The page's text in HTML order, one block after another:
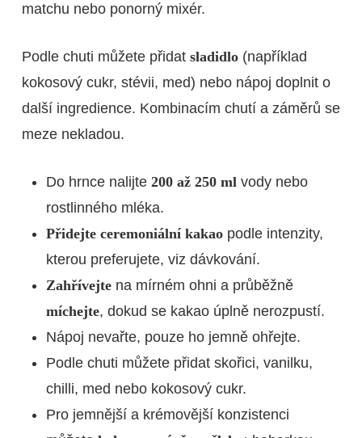
matchu nebo ponorný mixér.
Podle chuti můžete přidat sladidlo(například
kokosový cukr, stévii, med) nebo nápoj doplnit o
další ingredience. Kombinacím chutí a záměrů se
meze nekladou.
Do hrnce nalijte 200 až 250 mlvody nebo
rostlinného mléka.
Přidejte ceremoniální kakaopodle intenzity,
kterou preferujete, viz dávkování.
Zahřívejtena mírném ohni a průběžně
míchejte, dokud se kakao úplně nerozpustí.
Nápoj nevařte, pouze ho jemně ohřejte.
Podle chuti můžete přidat skořici, vanilku,
chilli, med nebo kokosový cukr.
Pro jemnější a krémovější konzistenci